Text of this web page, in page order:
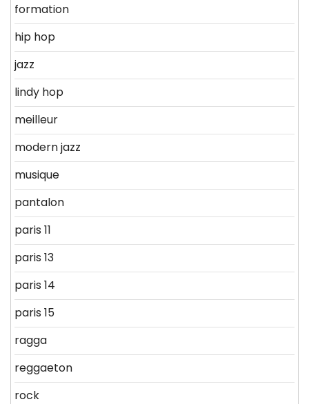
formation
hip hop
jazz
lindy hop
meilleur
modern jazz
musique
pantalon
paris 11
paris 13
paris 14
paris 15
ragga
reggaeton
rock